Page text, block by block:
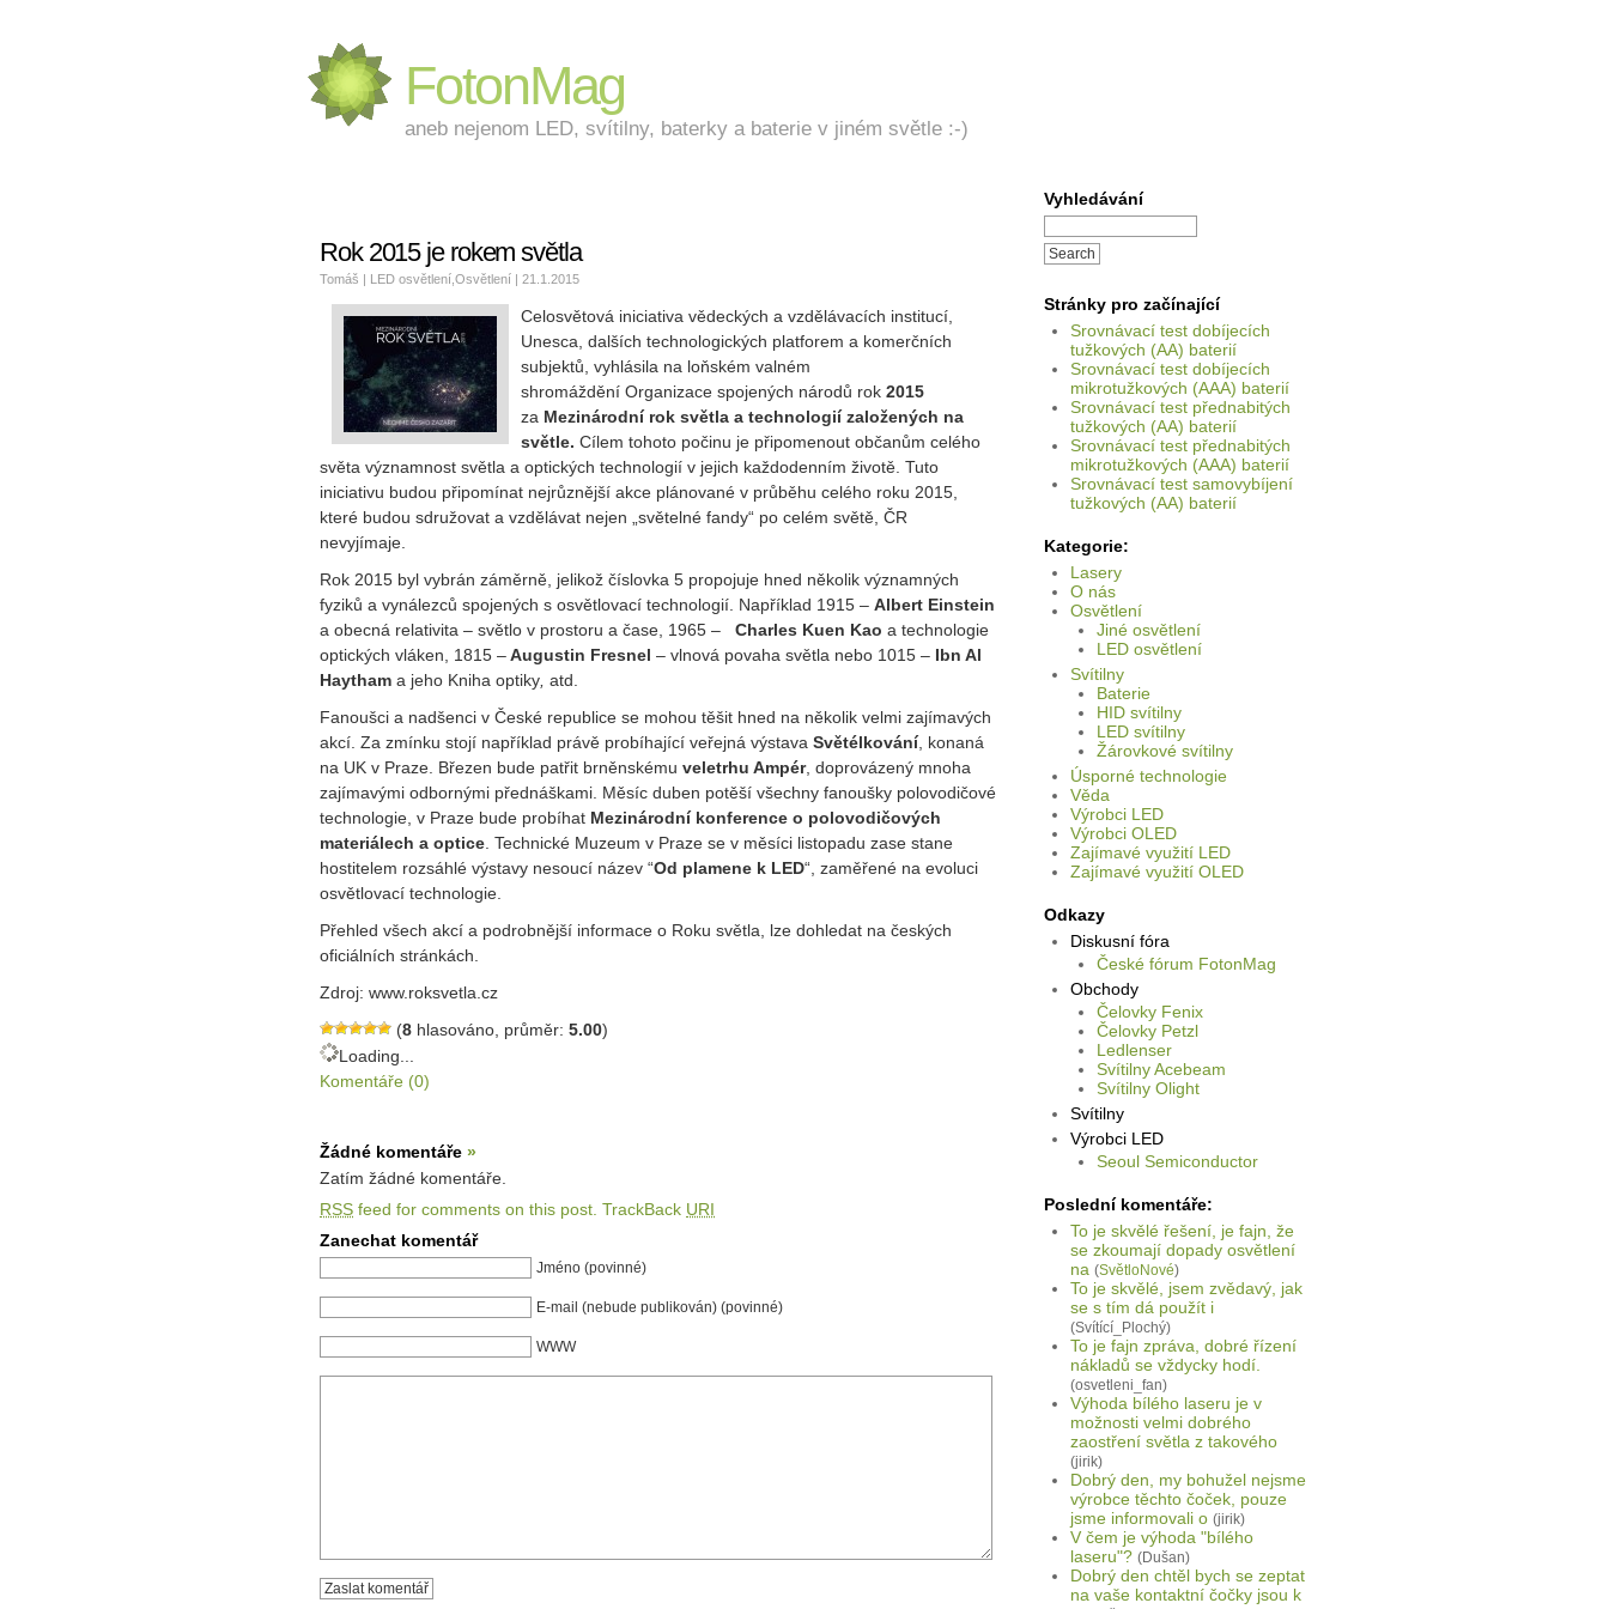
FotonMag
aneb nejenom LED, svítilny, baterky a baterie v jiném světle :-)
Vyhledávání
Stránky pro začínající
Srovnávací test dobíjecích
tužkových (AA) baterií
Srovnávací test dobíjecích
mikrotužkových (AAA) baterií
Srovnávací test přednabitých
tužkových (AA) baterií
Srovnávací test přednabitých
mikrotužkových (AAA) baterií
Srovnávací test samovybíjení
tužkových (AA) baterií
Kategorie:
Lasery
O nás
Osvětlení
Jiné osvětlení
LED osvětlení
Svítilny
Baterie
HID svítilny
LED svítilny
Žárovkové svítilny
Úsporné technologie
Věda
Výrobci LED
Výrobci OLED
Zajímavé využití LED
Zajímavé využití OLED
Odkazy
Diskusní fóra
České fórum FotonMag
Obchody
Čelovky Fenix
Čelovky Petzl
Ledlenser
Svítilny Acebeam
Svítilny Olight
Svítilny
Výrobci LED
Seoul Semiconductor
Poslední komentáře:
To je skvělé řešení, je fajn, že
se zkoumají dopady osvětlení
na (SvětloNové)
To je skvělé, jsem zvědavý, jak
se s tím dá použít i
(Svítící_Plochý)
To je fajn zpráva, dobré řízení
nákladů se vždycky hodí.
(osvetleni_fan)
Výhoda bílého laseru je v
možnosti velmi dobrého
zaostření světla z takového
(jirik)
Dobrý den, my bohužel nejsme
výrobce těchto čoček, pouze
jsme informovali o (jirik)
V čem je výhoda "bílého
laseru"? (Dušan)
Dobrý den chtěl bych se zeptat
na vaše kontaktní čočky jsou k
Rok 2015 je rokem světla
Tomáš | LED osvětlení Osvětlení | 21.1.2015
Celosvětová iniciativa vědeckých a vzdělávacích institucí,
Unesca, dalších technologických platforem a komerčních
subjektů, vyhlásila na loňském valném
shromáždění Organizace spojených národů rok 2015
za Mezinárodní rok světla a technologií založených na
světle. Cílem tohoto počinu je připomenout občanům celého
světa významnost světla a optických technologií v jejich každodenním životě. Tuto
iniciativu budou připomínat nejrůznější akce plánované v průběhu celého roku 2015,
které budou sdružovat a vzdělávat nejen „světelné fandy“ po celém světě, ČR
nevyjímaje.
Rok 2015 byl vybrán záměrně, jelikož číslovka 5 propojuje hned několik významných
fyziků a vynálezců spojených s osvětlovací technologií. Například 1915 – Albert Einstein
a obecná relativita – světlo v prostoru a čase, 1965 – Charles Kuen Kao a technologie
optických vláken, 1815 –Augustin Fresnel – vlnová povaha světla nebo 1015 – Ibn Al
Haytham a jeho Kniha optiky atd.
Fanoušci a nadšenci v České republice se mohou těšit hned na několik velmi zajímavých
akcí. Za zmínku stojí například právě probíhající veřejná výstava Světélkování, konaná
na UK v Praze. Březen bude patřit brněnskému veletrhu Ampér, doprovázený mnoha
zajímavými odbornými přednáškami. Měsíc duben potěší všechny fanoušky polovodičové
technologie, v Praze bude probíhat Mezinárodní konference o polovodičových
materiálech a optice . Technické Muzeum v Praze se v měsíci listopadu zase stane
hostitelem rozsáhlé výstavy nesoucí název “Od plamene k LED“, zaměřené na evoluci
osvětlovací technologie.
Přehled všech akcí a podrobnější informace o Roku světla, lze dohledat na českých
oficiálních stránkách.
Zdroj: www.roksvetla.cz
(8 hlasováno, průměr: 5.00)
Loading...
Komentáře (0)
Žádné komentáře »
Zatím žádné komentáře.
RSS feed for comments on this post. TrackBack URI
Zanechat komentář
Jméno (povinné)
E-mail (nebude publikován) (povinné)
WWW